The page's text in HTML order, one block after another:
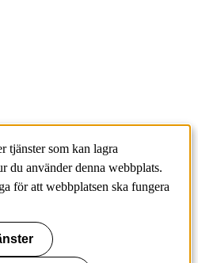
tjänster som kan lagra
du använder denna webbplats.
för att webbplatsen ska fungera